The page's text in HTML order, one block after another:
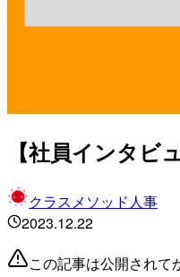
【社員インタビ
クラスメソッド人事
2023.12.22
この記事は公開されて